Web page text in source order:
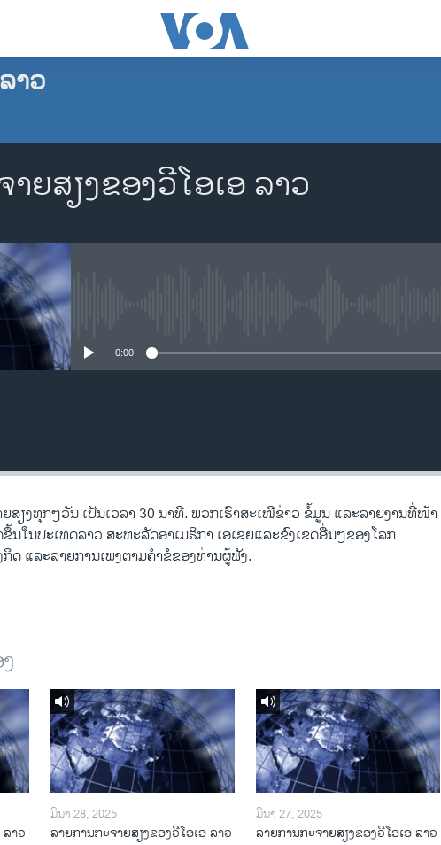
າວ
Apple Podcasts
ຈອງ
ຍສຽງຂອງວີໂອເອ ລາວ
0:00
ສຽງ​ທຸກໆ​ວັນ ​ເປັນ​ເວລາ 30 ນາທີ. ພວກ​ເຮົາ​ສະ​ເໜີຂ່າວ ຂໍ້​ມູນ ​ແລະ​ລາຍ​ງານ​ທີ່​ໜ້າ​
ນ​ໃນ​ປະ​ເທດ​ລາວ ສະຫະລັດ​ອ​າ​ເມ​ຣິ​ກາ ​ເອ​ເຊຍ​ແລະ​ຂົງເຂດ​ອື່ນໆ​ຂອງ​ໂລກ
ດ ​ແລະ​ລາຍການ​ເພງ​ຕາມ​ຄຳ​ຂໍ​ຂອງ​ທ່ານ​ຜູ້​ຟັງ.
າວ
ມີນາ 28, 2025
ລາຍການກະຈາຍສຽງຂອງວີໂອເອ ລາວ
ມີນາ 27, 2025
ລາຍການກະຈາຍສຽງຂອງວີໂອເອ ລາວ